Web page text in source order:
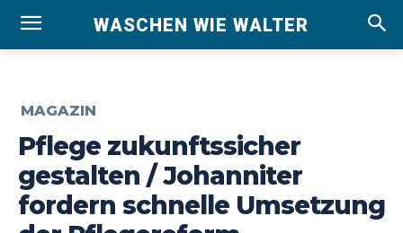
WASCHEN WIE WALTER
MAGAZIN
Pflege zukunftssicher
gestalten / Johanniter
fordern schnelle Umsetzung